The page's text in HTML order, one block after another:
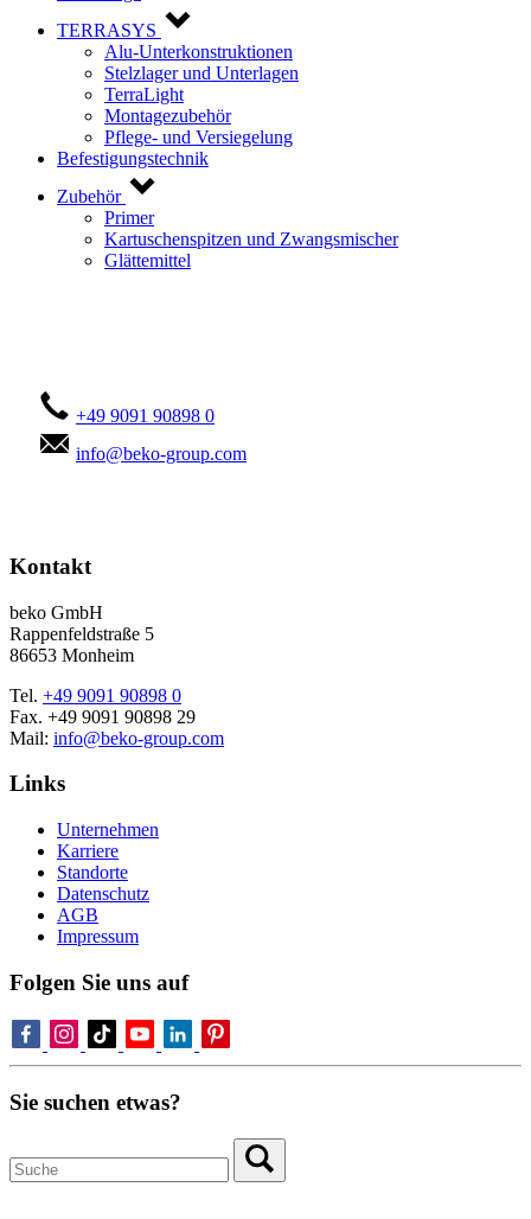
TERRASYS
Alu-Unterkonstruktionen
Stelzlager und Unterlagen
TerraLight
Montagezubehör
Pflege- und Versiegelung
Befestigungstechnik
Zubehör
Primer
Kartuschenspitzen und Zwangsmischer
Glättemittel
+49 9091 90898 0
info@beko-group.com
Kontakt
beko GmbH
Rappenfeldstraße 5
86653 Monheim
Tel. +49 9091 90898 0
Fax. +49 9091 90898 29
Mail: info@beko-group.com
Links
Unternehmen
Karriere
Standorte
Datenschutz
AGB
Impressum
Folgen Sie uns auf
Sie suchen etwas?